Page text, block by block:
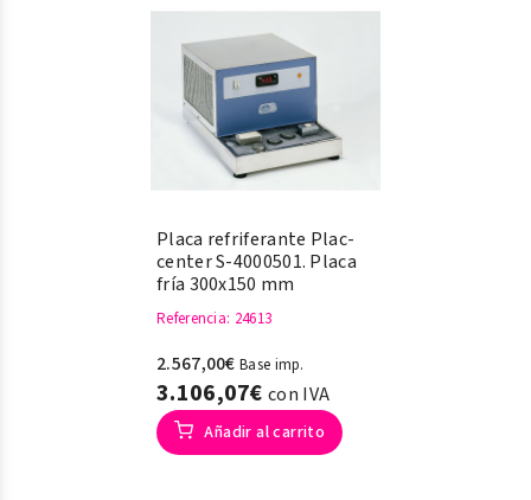
Estabilidad ±1 °c.
Placa refriferante Plac-
center S-4000501. Placa
fría 300x150 mm
Referencia: 24613
2.567,00€ Base imp.
3.106,07€ con IVA
Añadir al carrito